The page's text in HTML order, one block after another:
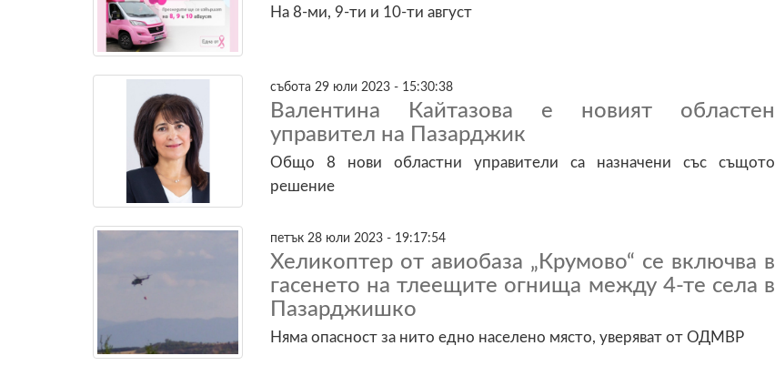
На 8-ми, 9-ти и 10-ти август
събота 29 юли 2023 - 15:30:38
Валентина Кайтазова е новият областен
управител на Пазарджик
Общо 8 нови областни управители са назначени със същото
решение
петък 28 юли 2023 - 19:17:54
Хеликоптер от авиобаза „Крумово“ се включва в
гасенето на тлеещите огнища между 4-те села в
Пазарджишко
Няма опасност за нито едно населено място, уверяват от ОДМВР